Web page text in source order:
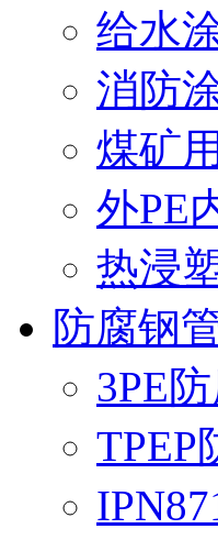
给水
消防
煤矿
外PE
热浸
防腐钢
3PE
TPEP